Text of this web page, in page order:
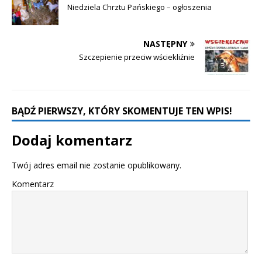
Niedziela Chrztu Pańskiego – ogłoszenia
NASTĘPNY
Szczepienie przeciw wściekliźnie
BĄDŹ PIERWSZY, KTÓRY SKOMENTUJE TEN WPIS!
Dodaj komentarz
Twój adres email nie zostanie opublikowany.
Komentarz